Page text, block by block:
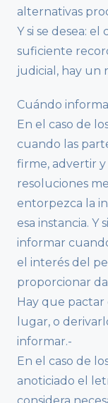
alternativas
Y si se desea:
suficiente
judicial, hay un
Cuándo
En el caso de
cuando las
firme, advertir y
resoluciones
entorpezca la
esa instancia. Y
informar
el interés del
proporcionar
Hay que
lugar, o
informar.-
En el caso de
anoticiado el